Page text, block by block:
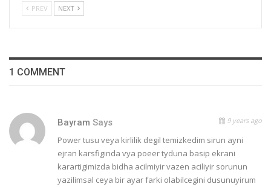
PREV NEXT
1 COMMENT
Bayram Says 9 years ago
Power tusu veya kirlilik degil temizkedim sirun ayni
ejran karsfiginda vya poeer tyduna basip ekrani
karartigimizda bidha acilmiyir vazen aciliyir sorunun
yazilimsal ceya bir ayar farki olabilcegini dusunuyirum